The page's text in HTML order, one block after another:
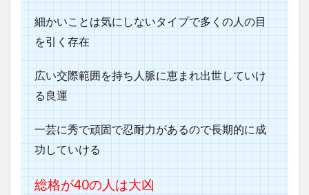
細かいことは気にしないタイプで多くの人の目
を引く存在
広い交際範囲を持ち人脈に恵まれ出世していけ
る良運
一芸に秀で頑固で忍耐力があるので長期的に成
功していける
総格が40の人は大凶